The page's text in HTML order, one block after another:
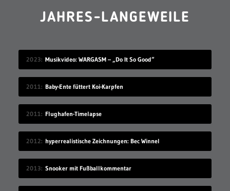
JAHRES-LANGEWEILE
2023 Musikvideo: WARGASM – „Do It So Good“
2011 Baby-Ente füttert Koi-Karpfen
2011 Flughafen-Timelapse
2012 hyperrealistische Zeichnungen: Bec Winnel
2013 Snooker mit Fußballkommentar